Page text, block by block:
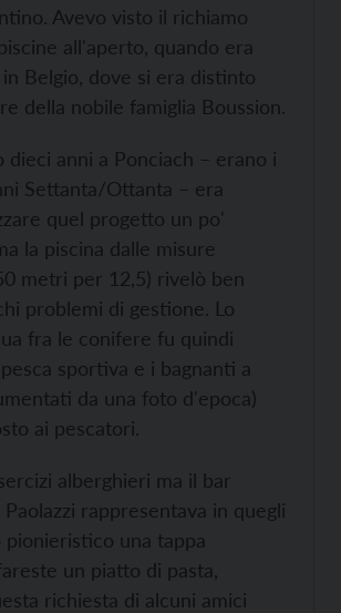
Avevo visto il richiamo
all'aperto, quando era
Belgio, dove si era distinto
della nobile famiglia Boussion.
anni a Ponciach – erano i
Settanta/Ottanta – era
quel progetto un po'
la piscina dalle misure
metri per 12,5) rivelò ben
problemi di gestione. Lo
fra le conifere fu quindi
sportiva e i bagnanti a
da una foto d'epoca)
ai pescatori.
alberghieri ma il bar
rappresentava in quegli
una tappa
un piatto di pasta,
richiesta di alcuni amici